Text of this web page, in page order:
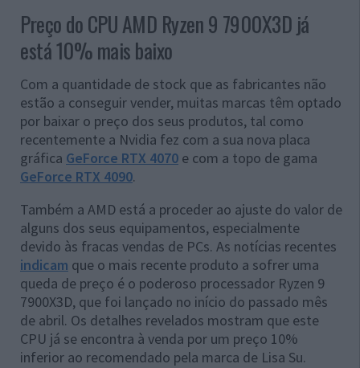
Preço do CPU AMD Ryzen 9 7900X3D já
está 10% mais baixo
Com a quantidade de stock que as fabricantes não
estão a conseguir vender, muitas marcas têm optado
por baixar o preço dos seus produtos, tal como
recentemente a Nvidia fez com a sua nova placa
gráfica GeForce RTX 4070 e com a topo de gama
GeForce RTX 4090.
Também a AMD está a proceder ao ajuste do valor de
alguns dos seus equipamentos, especialmente
devido às fracas vendas de PCs. As notícias recentes
indicam que o mais recente produto a sofrer uma
queda de preço é o poderoso processador Ryzen 9
7900X3D, que foi lançado no início do passado mês
de abril. Os detalhes revelados mostram que este
CPU já se encontra à venda por um preço 10%
inferior ao recomendado pela marca de Lisa Su.